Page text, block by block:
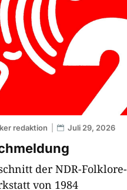
redaktion Juli 29, 2026
der NDR-Folklore-
von 1984